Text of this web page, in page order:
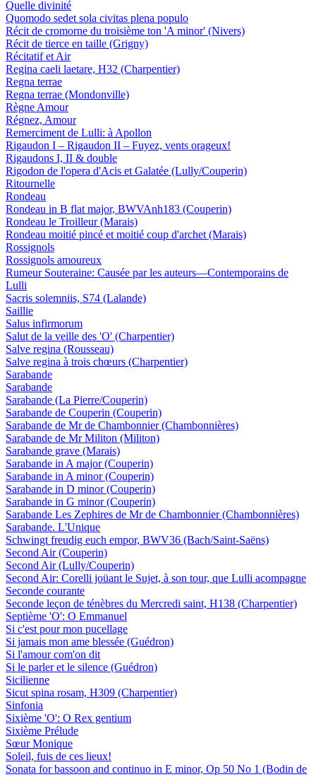
Quelle divinité
Quomodo sedet sola civitas plena populo
Récit de cromorne du troisième ton 'A minor' (Nivers)
Récit de tierce en taille (Grigny)
Récitatif et Air
Regina caeli laetare, H32 (Charpentier)
Regna terrae
Regna terrae (Mondonville)
Règne Amour
Régnez, Amour
Remerciment de Lulli: à Apollon
Rigaudon I – Rigaudon II – Fuyez, vents orageux!
Rigaudons I, II & double
Rigodon de l'opera d'Acis et Galatée (Lully/Couperin)
Ritournelle
Rondeau
Rondeau in B flat major, BWVAnh183 (Couperin)
Rondeau le Troilleur (Marais)
Rondeau moitié pincé et moitié coup d'archet (Marais)
Rossignols
Rossignols amoureux
Rumeur Souteraine: Causée par les auteurs—Contemporains de
Lulli
Sacris solemniis, S74 (Lalande)
Saillie
Salus infirmorum
Salut de la veille des 'O' (Charpentier)
Salve regina (Rousseau)
Salve regina à trois chœurs (Charpentier)
Sarabande
Sarabande
Sarabande (La Pierre/Couperin)
Sarabande de Couperin (Couperin)
Sarabande de Mr de Chambonnier (Chambonnières)
Sarabande de Mr Militon (Militon)
Sarabande grave (Marais)
Sarabande in A major (Couperin)
Sarabande in A minor (Couperin)
Sarabande in D minor (Couperin)
Sarabande in G minor (Couperin)
Sarabande Les Zephires de Mr de Chambonnier (Chambonnières)
Sarabande. L'Unique
Schwingt freudig euch empor, BWV36 (Bach/Saint-Saëns)
Second Air (Couperin)
Second Air (Lully/Couperin)
Second Air: Corelli joüant le Sujet, à son tour, que Lulli acompagne
Seconde courante
Seconde leçon de ténèbres du Mercredi saint, H138 (Charpentier)
Septième 'O': O Emmanuel
Si c'est pour mon pucellage
Si jamais mon ame blessée (Guédron)
Si l'amour com'on dit
Si le parler et le silence (Guédron)
Sicilienne
Sicut spina rosam, H309 (Charpentier)
Sinfonia
Sixième 'O': O Rex gentium
Sixième Prélude
Sœur Monique
Soleil, fuis de ces lieux!
Sonata for bassoon and continuo in E minor, Op 50 No 1 (Bodin de